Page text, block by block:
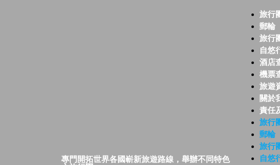
專門開拓世界各國嶄新旅遊路線，舉辦不同特色
旅行
郵輪
旅行
自悠
酒店
機票
旅遊
關於
責任
旅行
郵輪
旅行
自悠